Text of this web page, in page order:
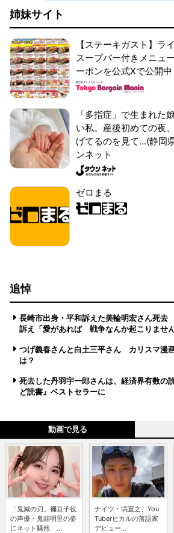
姉妹サイト
【ステーキガスト】ラ
スープバー付きメニュ
ーポンを公式Xで公開
「多指症」で生まれた
い私。産後初めての夜
げてるのを見て...(静岡
ンネット
ゼロまる
追悼
長崎市出身・平和訴えた美輪明宏さん死
訴え「愛があれば 戦争なんか起こりません
つげ義春さんと白土三平さん カリスマ漫
は？
死去した丹羽宇一郎さんは、経済界有数
ど読書』ベストセラーに
動画で見る
「鬼滅の刃」禰豆子役
の声優・鬼頭明里の姿
にネット騒然 ...
ナイツ・塙宣之、You
Tuberヒカルの落語家
デビュー...